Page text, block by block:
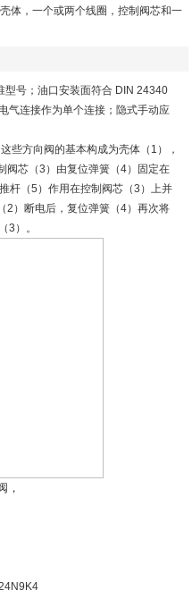
体，一个或两个线圈，控制阀芯和一
型号；油口安装面符合 DIN 24340
气连接作为单个连接；隐式手动应
些方向阀的基本构成为壳体（1），
芯（3）由复位弹簧（4）固定在
杆（5）作用在控制阀芯（3）上并
2）断电后，复位弹簧（4）再次将
3）。
，